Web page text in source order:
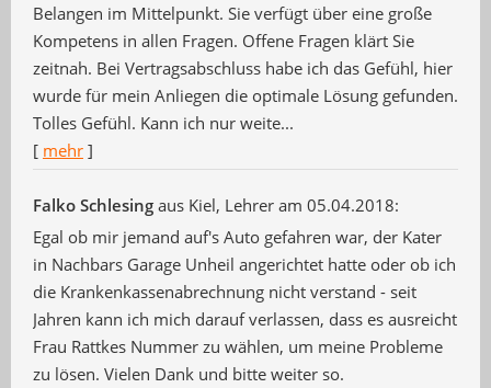
Belangen im Mittelpunkt. Sie verfügt über eine große
Kompetens in allen Fragen. Offene Fragen klärt Sie
zeitnah. Bei Vertragsabschluss habe ich das Gefühl, hier
wurde für mein Anliegen die optimale Lösung gefunden.
Tolles Gefühl. Kann ich nur weite...
[ mehr ]
Falko Schlesing aus Kiel, Lehrer am 05.04.2018:
Egal ob mir jemand auf's Auto gefahren war, der Kater
in Nachbars Garage Unheil angerichtet hatte oder ob ich
die Krankenkassenabrechnung nicht verstand - seit
Jahren kann ich mich darauf verlassen, dass es ausreicht
Frau Rattkes Nummer zu wählen, um meine Probleme
zu lösen. Vielen Dank und bitte weiter so.